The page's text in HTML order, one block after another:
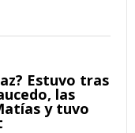
Estuvo tras
las
y tuvo